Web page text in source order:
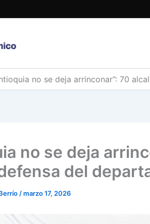
no se deja arrinconar”: 70
no se deja
del
/marzo 17, 2026